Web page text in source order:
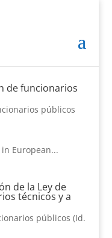
de funcionarios
públicos
European...
de la Ley de
técnicos y a
públicos (Id.